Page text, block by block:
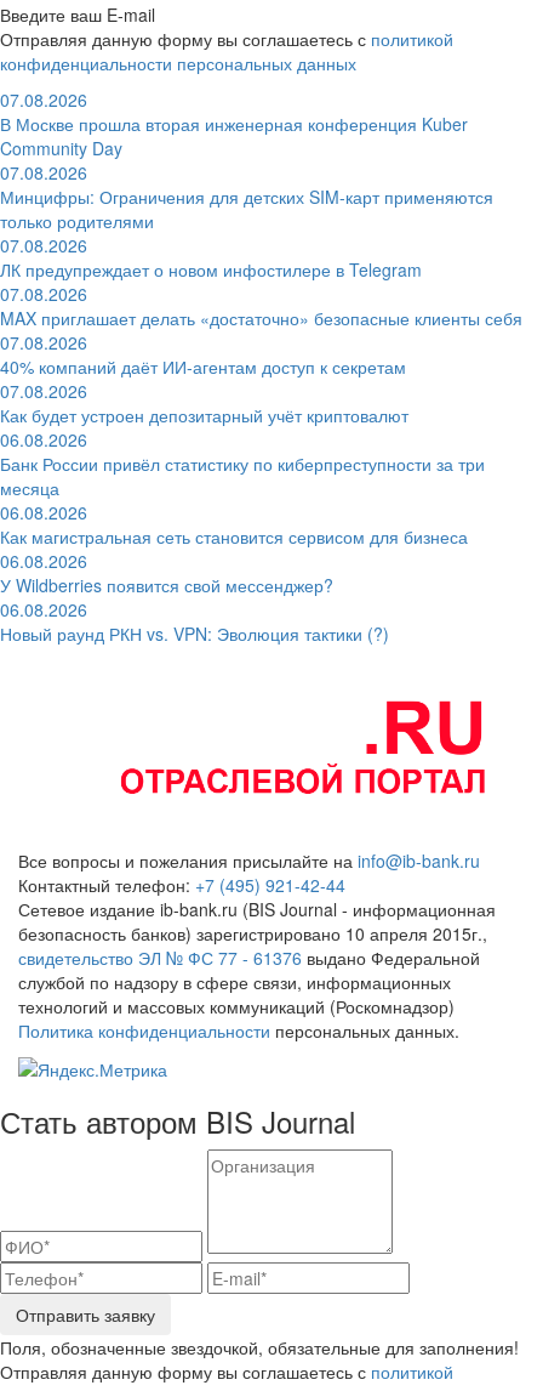
Введите ваш E-mail
Отправляя данную форму вы соглашаетесь с политикой
конфиденциальности персональных данных
07.08.2026
В Москве прошла вторая инженерная конференция Kuber
Community Day
07.08.2026
Минцифры: Ограничения для детских SIM-карт применяются
только родителями
07.08.2026
ЛК предупреждает о новом инфостилере в Telegram
07.08.2026
MAX приглашает делать «достаточно» безопасные клиенты себя
07.08.2026
40% компаний даёт ИИ‑агентам доступ к секретам
07.08.2026
Как будет устроен депозитарный учёт криптовалют
06.08.2026
Банк России привёл статистику по киберпреступности за три
месяца
06.08.2026
Как магистральная сеть становится сервисом для бизнеса
06.08.2026
У Wildberries появится свой мессенджер?
06.08.2026
Новый раунд РКН vs. VPN: Эволюция тактики (?)
Все вопросы и пожелания присылайте на info@ib-bank.ru
Контактный телефон: +7 (495) 921-42-44
Сетевое издание ib-bank.ru (BIS Journal - информационная
безопасность банков) зарегистрировано 10 апреля 2015г.,
свидетельство ЭЛ № ФС 77 - 61376 выдано Федеральной
службой по надзору в сфере связи, информационных
технологий и массовых коммуникаций (Роскомнадзор)
Политика конфиденциальности персональных данных.
Стать автором BIS Journal
Отправить заявку
Поля, обозначенные звездочкой, обязательные для заполнения!
Отправляя данную форму вы соглашаетесь с политикой